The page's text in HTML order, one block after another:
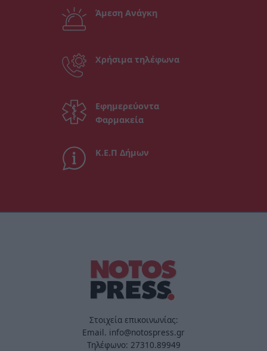
Άμεση Ανάγκη
Χρήσιμα τηλέφωνα
Εφημερεύοντα
Φαρμακεία
Κ.Ε.Π Δήμων
Στοιχεία επικοινωνίας:
Email. info@notospress.gr
Τηλέφωνο: 27310.89949